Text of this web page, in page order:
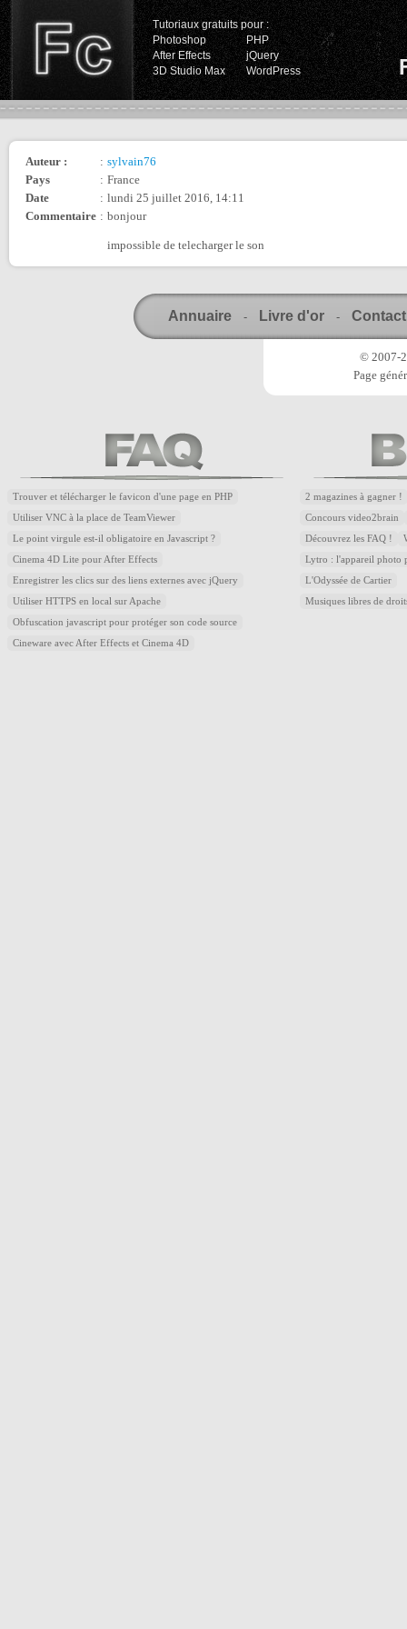
Tutoriaux gratuits pour :
Photoshop
PHP
After Effects
jQuery
3D Studio Max
WordPress
Auteur : : sylvain76
Pays
: France
Date
: lundi 25 juillet 2016, 14:11
Commentaire : bonjour
impossible de telecharger le son
Annuaire - Livre d'or - Contact
© 2007-
Page
Trouver et télécharger le favicon d'une page en PHP
Utiliser VNC à la place de TeamViewer
Le point virgule est-il obligatoire en Javascript ?
Cinema 4D Lite pour After Effects
Enregistrer les clics sur des liens externes avec jQuery
Utiliser HTTPS en local sur Apache
Obfuscation javascript pour protéger son code source
Cineware avec After Effects et Cinema 4D
2 magazines à gagner !
Concours video2brain
Découvrez les FAQ !
Lytro : l'appareil photo
L'Odyssée de Cartier
Musiques libres de